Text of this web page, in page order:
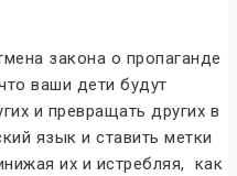
закона о пропаганде
ваши дети будут
и превращать других в
язык и ставить метки
их и истребляя, как